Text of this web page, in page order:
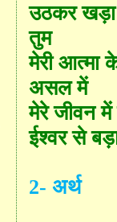
उठकर खड़ा
तुम
मेरी आत्मा
असल में
मेरे जीवन में
ईश्वर से
2- अर्थ